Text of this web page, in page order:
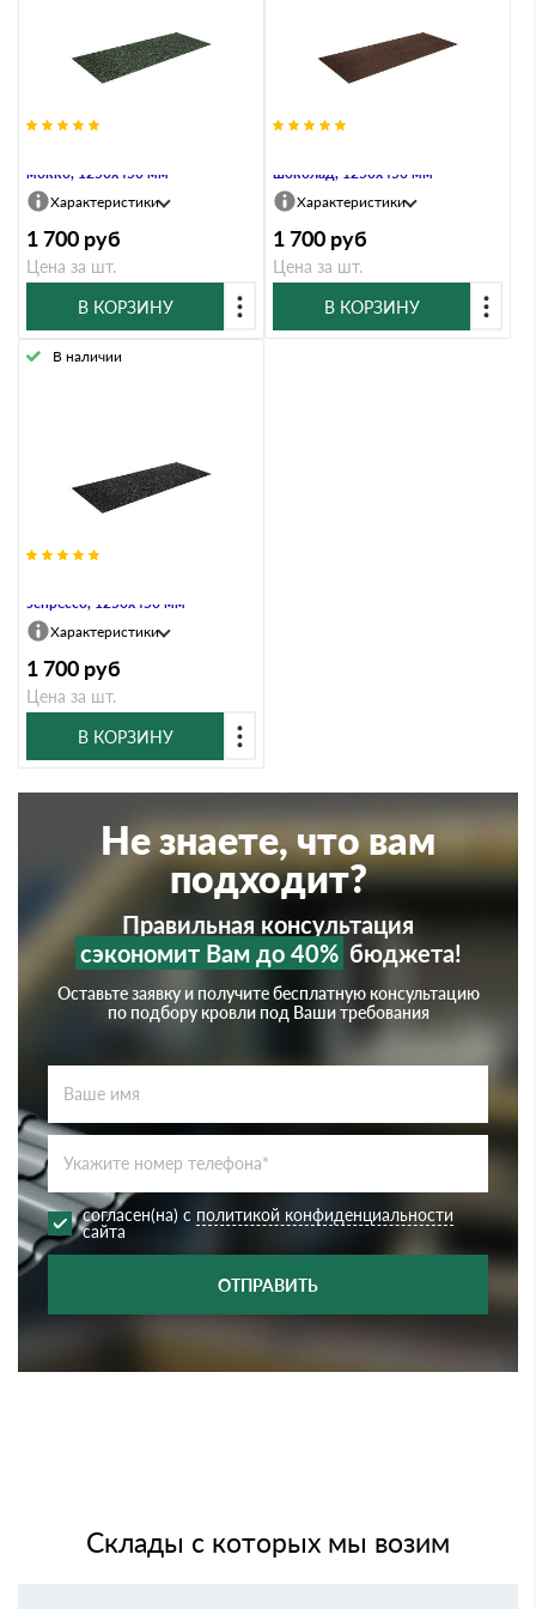
мокко, 1250х450 мм
Характеристики
1 700 руб
Цена за шт.
В КОРЗИНУ
шоколад, 1250х450 мм
Характеристики
1 700 руб
Цена за шт.
В КОРЗИНУ
эспрессо, 1250х450 мм
В наличии
Характеристики
1 700 руб
Цена за шт.
В КОРЗИНУ
Не знаете, что вам
подходит?
Правильная консультация
сэкономит Вам до 40% бюджета!
Оставьте заявку и получите бесплатную консультацию
по подбору кровли под Ваши требования
согласен(на) с политикой конфиденциальности
сайта
ОТПРАВИТЬ
Склады с которых мы возим